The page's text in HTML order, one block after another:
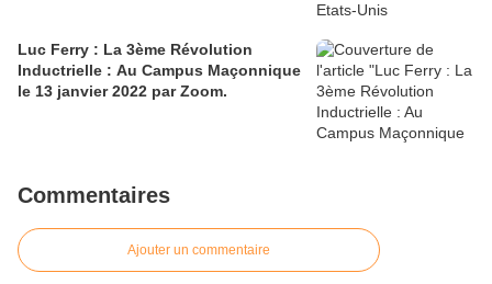
Luc Ferry : La 3ème Révolution
Inductrielle : Au Campus Maçonnique
le 13 janvier 2022 par Zoom.
Commentaires
Ajouter un commentaire